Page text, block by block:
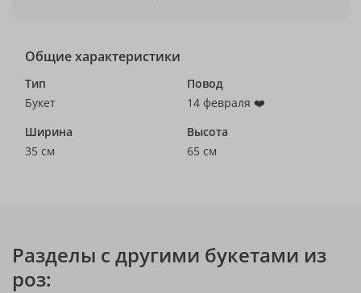
Общие характеристики
Тип
Букет
Повод
14 февраля ❤️
Ширина
35 см
Высота
65 см
Разделы с другими букетами из
роз: